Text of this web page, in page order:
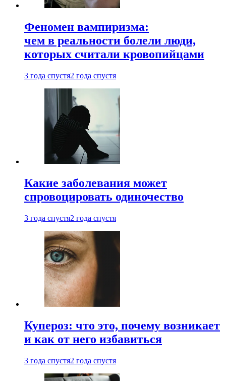
Феномен вампиризма:
чем в реальности болели люди,
которых считали кровопийцами
3 года спустя2 года спустя
Какие заболевания может
спровоцировать одиночество
3 года спустя2 года спустя
Купероз: что это, почему возникает
и как от него избавиться
3 года спустя2 года спустя